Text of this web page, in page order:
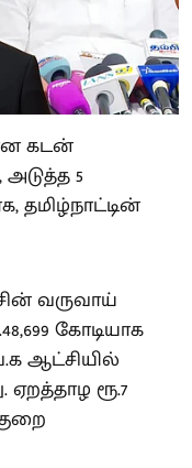
கடன்
5
தமிழ்நாட்டின்
வருவாய்
கோடியாக
ஆட்சியில்
ஏறத்தாழ ரூ.7